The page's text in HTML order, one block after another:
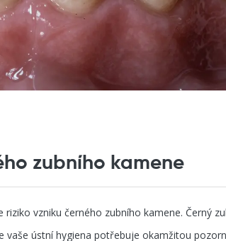
zubního kamene
vzniku černého zubního kamene. Černý
vaše ústní hygiena potřebuje okamžitou